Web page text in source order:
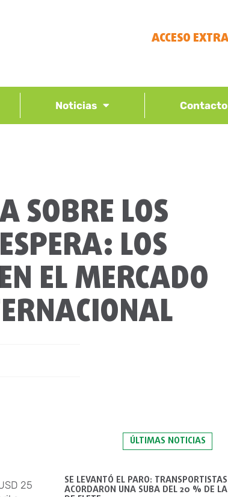
ACCESO
Noticias Contacto
SOBRE LOS
LOS
EL MERCADO
25
ÚLTIMAS NOTICIAS
SE LEVANTÓ EL PARO: TRANSPORTISTAS
ACORDARON UNA SUBA DEL 20 % DE